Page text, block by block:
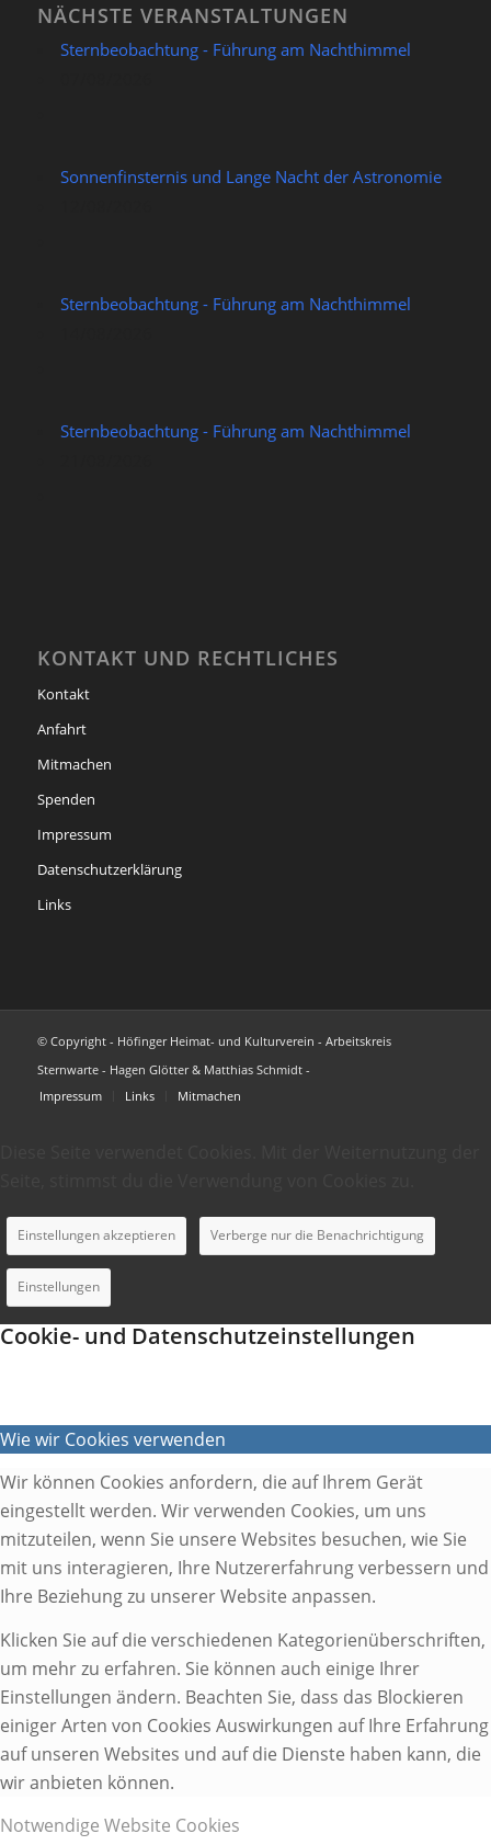
NÄCHSTE VERANSTALTUNGEN
Sternbeobachtung - Führung am Nachthimmel
Sonnenfinsternis und Lange Nacht der Astronomie
Sternbeobachtung - Führung am Nachthimmel
Sternbeobachtung - Führung am Nachthimmel
KONTAKT UND RECHTLICHES
Kontakt
Anfahrt
Mitmachen
Spenden
Impressum
Datenschutzerklärung
Links
© Copyright - Höfinger Heimat- und Kulturverein - Arbeitskreis
Sternwarte - Hagen Glötter & Matthias Schmidt -
Impressum
Links Mitmachen
Einstellungen akzeptieren Verberge nur die Benachrichtigung
Einstellungen
Cookie- und Datenschutzeinstellungen
Wie wir Cookies verwenden
Wir können Cookies anfordern, die auf Ihrem Gerät
eingestellt werden. Wir verwenden Cookies, um uns
mitzuteilen, wenn Sie unsere Websites besuchen, wie Sie
mit uns interagieren, Ihre Nutzererfahrung verbessern und
Ihre Beziehung zu unserer Website anpassen.
Klicken Sie auf die verschiedenen Kategorienüberschriften,
um mehr zu erfahren. Sie können auch einige Ihrer
Einstellungen ändern. Beachten Sie, dass das Blockieren
einiger Arten von Cookies Auswirkungen auf Ihre Erfahrung
auf unseren Websites und auf die Dienste haben kann, die
wir anbieten können.
Notwendige Website Cookies